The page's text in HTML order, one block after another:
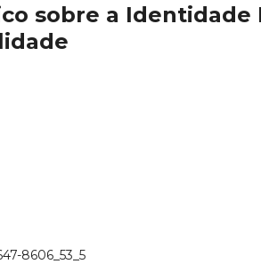
sobre a Identidade
8606_53_5